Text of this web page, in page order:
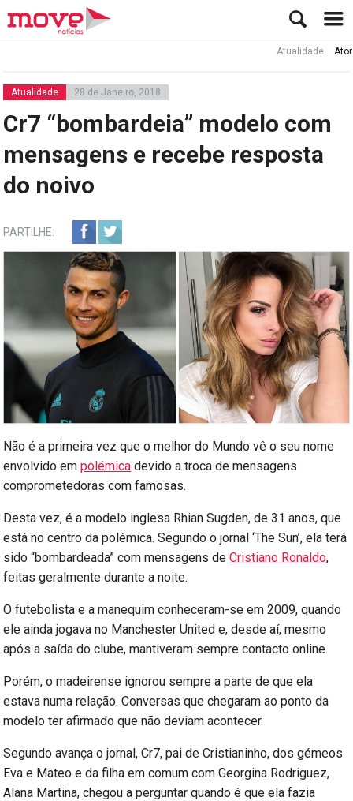
Atualidade Ator Rui de
Atualidade 28 de Janeiro, 2018
Cr7 “bombardeia” modelo com
mensagens e recebe resposta
do noivo
PARTILHE:
Não é a primeira vez que o melhor do Mundo vê o seu nome
envolvido empolémica devido a troca de mensagens
comprometedoras com famosas.
Desta vez, é a modelo inglesa Rhian Sugden, de 31 anos, que
está no centro da polémica. Segundo o jornal ‘The Sun’, ela terá
sido “bombardeada” com mensagens deCristiano Ronaldo,
feitas geralmente durante a noite.
O futebolista e a manequim conheceram-se em 2009, quando
ele ainda jogava no Manchester United e, desde aí, mesmo
após a saída do clube, mantiveram sempre contacto online.
Porém, o madeirense ignorou sempre a parte de que ela
estava numa relação. Conversas que chegaram ao ponto da
modelo ter afirmado que não deviam acontecer.
Segundo avança o jornal, Cr7, pai de Cristianinho, dos gémeos
Eva e Mateo e da filha em comum com Georgina Rodriguez,
Alana Martina, chegou a perguntar quando é que ela fazia